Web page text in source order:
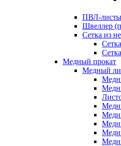
ПВЛ-листы
Швеллер
Сетка из
Медный прокат
Медный